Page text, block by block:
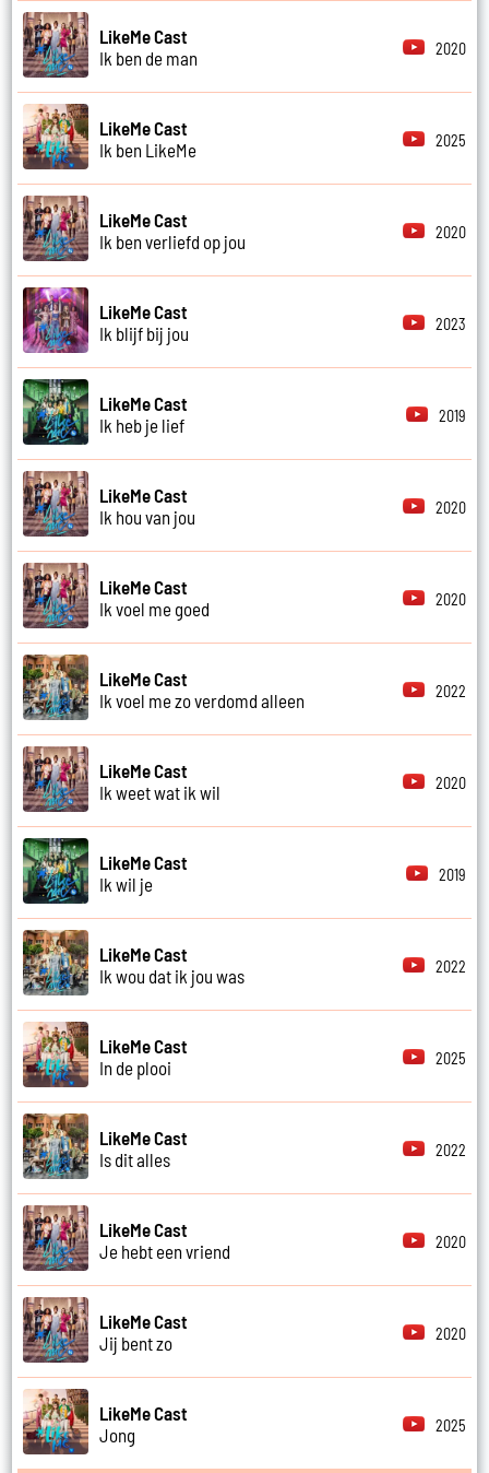
LikeMe Cast
Ik ben de man
2020
LikeMe Cast
Ik ben LikeMe
2025
LikeMe Cast
Ik ben verliefd op jou
2020
LikeMe Cast
Ik blijf bij jou
2023
LikeMe Cast
Ik heb je lief
2019
LikeMe Cast
Ik hou van jou
2020
LikeMe Cast
Ik voel me goed
2020
LikeMe Cast
Ik voel me zo verdomd alleen
2022
LikeMe Cast
Ik weet wat ik wil
2020
LikeMe Cast
Ik wil je
2019
LikeMe Cast
Ik wou dat ik jou was
2022
LikeMe Cast
In de plooi
2025
LikeMe Cast
Is dit alles
2022
LikeMe Cast
Je hebt een vriend
2020
LikeMe Cast
Jij bent zo
2020
LikeMe Cast
Jong
2025